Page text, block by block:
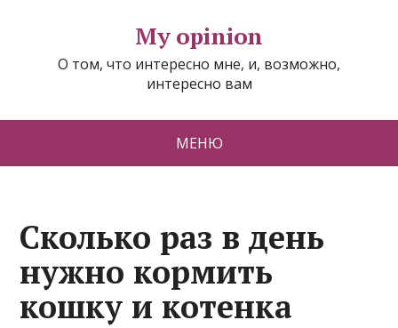
My opinion
О том, что интересно мне, и, возможно,
интересно вам
МЕНЮ
Сколько раз в день
нужно кормить
кошку и котенка